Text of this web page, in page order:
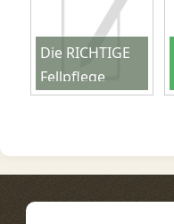
Die RICHTIGE
Fellpflege